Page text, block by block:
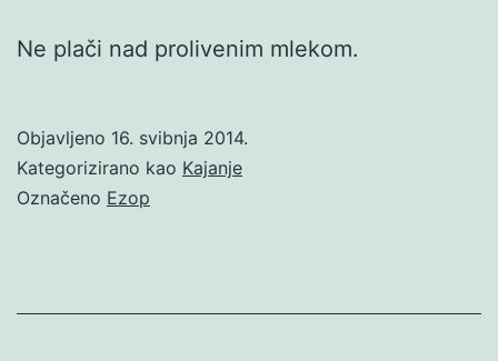
Ne plači nad prolivenim mlekom.
Objavljeno 16. svibnja 2014.
Kategorizirano kao Kajanje
Označeno Ezop